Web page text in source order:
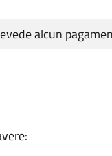
alcun